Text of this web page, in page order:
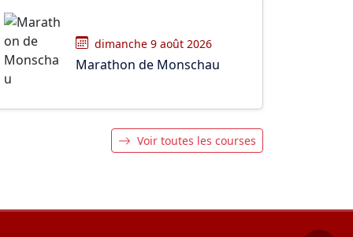
dimanche 9 août 2026
Marathon de Monschau
Voir toutes les courses